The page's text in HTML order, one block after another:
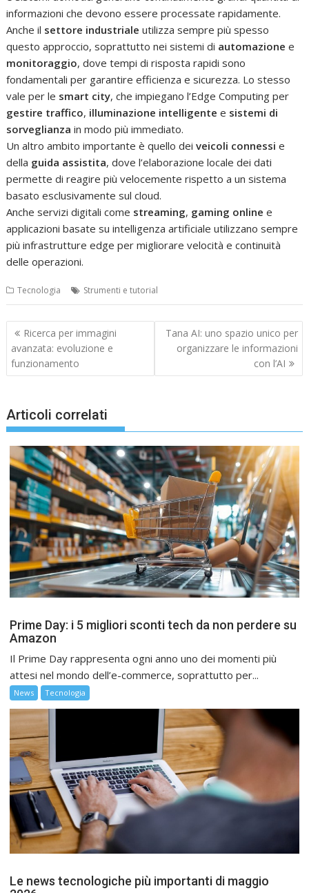
informazioni che devono essere processate rapidamente.
Anche il settore industriale utilizza sempre più spesso
questo approccio, soprattutto nei sistemi di automazione e
monitoraggio, dove tempi di risposta rapidi sono
fondamentali per garantire efficienza e sicurezza. Lo stesso
vale per le smart city, che impiegano l’Edge Computing per
gestire traffico, illuminazione intelligente e sistemi di
sorveglianza in modo più immediato.
Un altro ambito importante è quello deiveicoli connessi e
della guida assistita, dove l’elaborazione locale dei dati
permette di reagire più velocemente rispetto a un sistema
basato esclusivamente sul cloud.
Anche servizi digitali come streaming, gaming online e
applicazioni basate su intelligenza artificiale utilizzano sempre
più infrastrutture edge per migliorare velocità e continuità
delle operazioni.
Tecnologia Strumenti e tutorial
Navigazione
articoli
Ricerca per immagini
avanzata: evoluzione e
funzionamento
Tana AI: uno spazio unico per
organizzare le informazioni
con l’AI
Articoli correlati
Prime Day: i 5 migliori sconti tech da non perdere su
Amazon
Il Prime Day rappresenta ogni anno uno dei momenti più
attesi nel mondo dell’e-commerce, soprattutto per...
News Tecnologia
Le news tecnologiche più importanti di maggio